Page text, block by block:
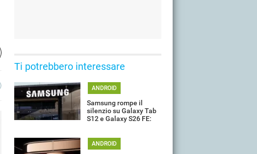
Ti potrebbero interessare
ANDROID
Samsung rompe il
silenzio su Galaxy Tab
S12 e Galaxy S26 FE:
ANDROID